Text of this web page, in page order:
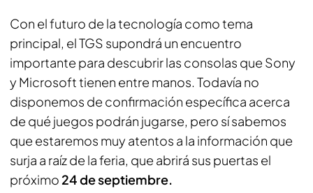
Con el futuro de la tecnología como tema
principal, el TGS supondrá un encuentro
importante para descubrir las consolas que Sony
y Microsoft tienen entre manos. Todavía no
disponemos de confirmación específica acerca
de qué juegos podrán jugarse, pero sí sabemos
que estaremos muy atentos a la información que
surja a raíz de la feria, que abrirá sus puertas el
próximo 24 de septiembre.